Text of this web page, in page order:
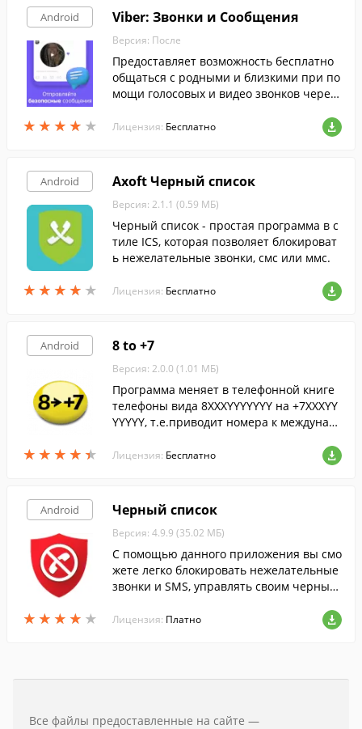
Android
★ ★ ★ ★ ★
★ ★ ★ ★ ★
Viber: Звонки и Сообщения
Версия: После
Предоставляет возможность бесплатно
общаться с родными и близкими при по
мощи голосовых и видео звонков через
Лицензия: Бесплатно
Android
★ ★ ★ ★ ★
★ ★ ★ ★ ★
Axoft Черный список
Версия: 2.1.1 (0.59 МБ)
Черный список - простая программа в с
тиле ICS, которая позволяет блокироват
ь нежелательные звонки, смс или ммс.
Лицензия: Бесплатно
Android
★ ★ ★ ★ ★
★ ★ ★ ★ ★
8 to +7
Версия: 2.0.0 (1.01 МБ)
Программа меняет в телефонной книге
телефоны вида 8XXXYYYYYYY на +7XXXYY
YYYYY, т.е.приводит номера к междунар
Лицензия: Бесплатно
Android
★ ★ ★ ★ ★
★ ★ ★ ★ ★
Черный список
Версия: 4.9.9 (35.02 МБ)
С помощью данного приложения вы смо
жете легко блокировать нежелательные
звонки и SMS, управлять своим черным
Лицензия: Платно
Все файлы предоставленные на сайте —